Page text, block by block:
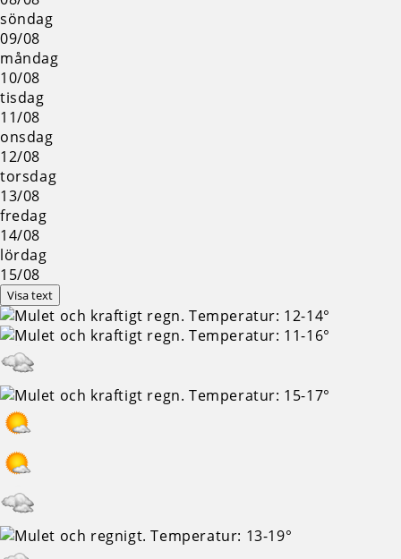
söndag
09/08
måndag
10/08
tisdag
11/08
onsdag
12/08
torsdag
13/08
fredag
14/08
lördag
15/08
Visa text